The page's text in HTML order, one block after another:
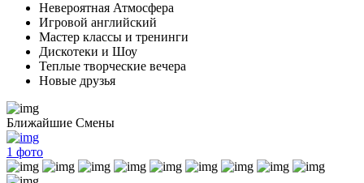
Невероятная Атмосфера
Игровой английский
Мастер классы и тренинги
Дискотеки и Шоу
Теплые творческие вечера
Новые друзья
Ближайшие Смены
1 фото